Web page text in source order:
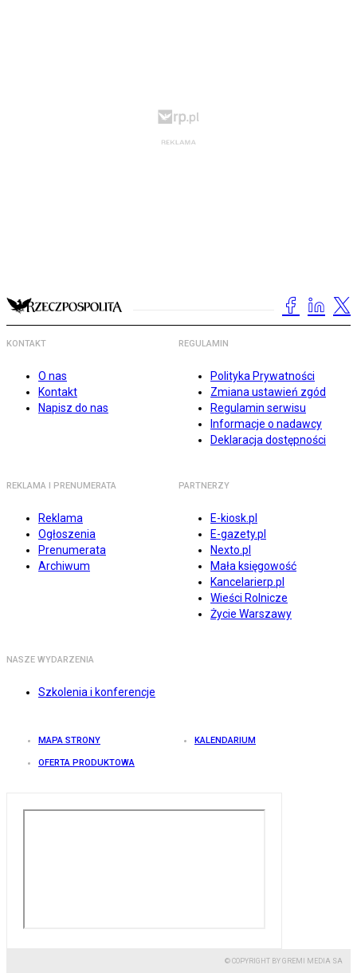
KONTAKT
O nas
Kontakt
Napisz do nas
REGULAMIN
Polityka Prywatności
Zmiana ustawień zgód
Regulamin serwisu
Informacje o nadawcy
Deklaracja dostępności
REKLAMA I PRENUMERATA
Reklama
Ogłoszenia
Prenumerata
Archiwum
PARTNERZY
E-kiosk.pl
E-gazety.pl
Nexto.pl
Mała księgowość
Kancelarierp.pl
Wieści Rolnicze
Życie Warszawy
NASZE WYDARZENIA
Szkolenia i konferencje
MAPA STRONY KALENDARIUM
OFERTA PRODUKTOWA
© COPYRIGHT BY GREMI MEDIA SA